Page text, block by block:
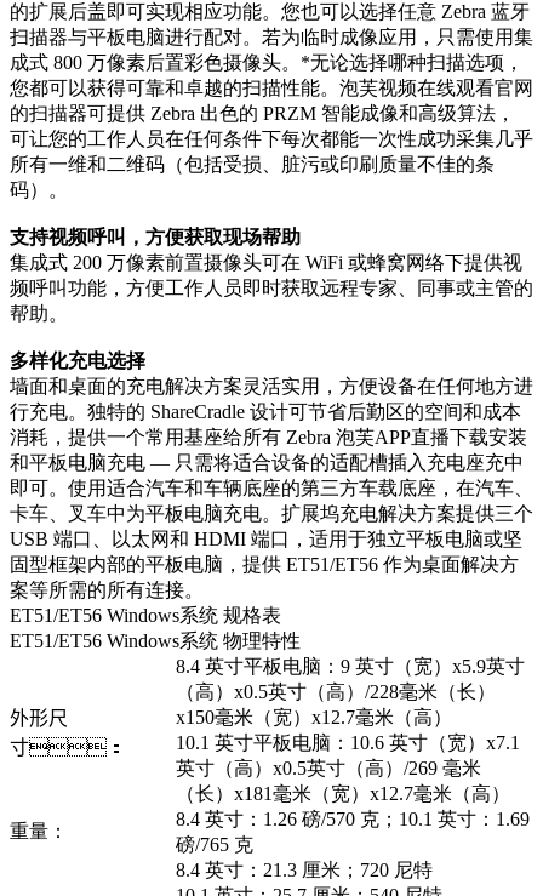
的扩展后盖即可实现相应功能。您也可以选择任意 Zebra 蓝牙
扫描器与平板电脑进行配对。若为临时成像应用，只需使用集
成式 800 万像素后置彩色摄像头。*无论选择哪种扫描选项，
您都可以获得可靠和卓越的扫描性能。泡芙视频在线观看官网
的扫描器可提供 Zebra 出色的 PRZM 智能成像和高级算法，
可让您的工作人员在任何条件下每次都能一次性成功采集几乎
所有一维和二维码（包括受损、脏污或印刷质量不佳的条
码）。
支持视频呼叫，方便获取现场帮助
集成式 200 万像素前置摄像头可在 WiFi 或蜂窝网络下提供视
频呼叫功能，方便工作人员即时获取远程专家、同事或主管的
帮助。
多样化充电选择
墙面和桌面的充电解决方案灵活实用，方便设备在任何地方进
行充电。独特的 ShareCradle 设计可节省后勤区的空间和成本
消耗，提供一个常用基座给所有 Zebra 泡芙APP直播下载安装
和平板电脑充电 — 只需将适合设备的适配槽插入充电座充中
即可。使用适合汽车和车辆底座的第三方车载底座，在汽车、
卡车、叉车中为平板电脑充电。扩展坞充电解决方案提供三个
USB 端口、以太网和 HDMI 端口，适用于独立平板电脑或坚
固型框架内部的平板电脑，提供 ET51/ET56 作为桌面解决方
案等所需的所有连接。
ET51/ET56 Windows系统 规格表
ET51/ET56 Windows系统 物理特性
外形尺
寸：
8.4 英寸平板电脑：9 英寸（宽）x5.9英寸
（高）x0.5英寸（高）/228毫米（长）
x150毫米（宽）x12.7毫米（高）
10.1 英寸平板电脑：10.6 英寸（宽）x7.1
英寸（高）x0.5英寸（高）/269 毫米
（长）x181毫米（宽）x12.7毫米（高）
重量：
8.4 英寸：1.26 磅/570 克；10.1 英寸：1.69
磅/765 克
8.4 英寸：21.3 厘米；720 尼特